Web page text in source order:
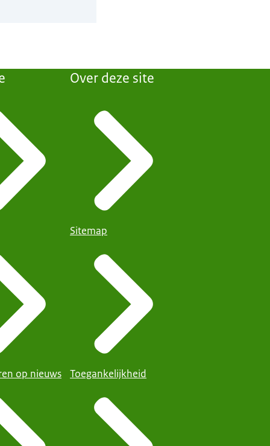
op nieuws
Over deze site
Sitemap
Toegankelijkheid